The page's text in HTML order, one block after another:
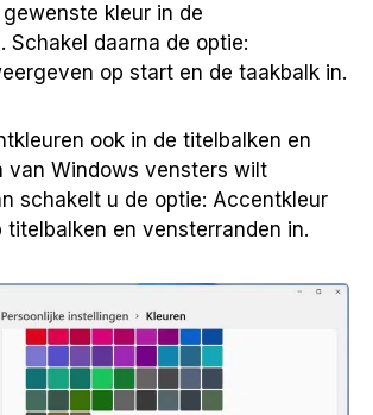
kleur in de
Schakel daarna de optie:
op start en de taakbalk in.
ook in de titelbalken en
van Windows vensters wilt
schakelt u de optie: Accentkleur
en vensterranden in.